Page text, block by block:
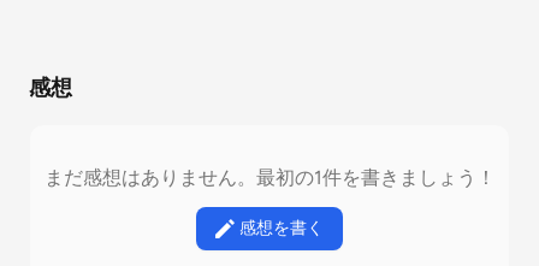
感想
まだ感想はありません。最初の1件を書きましょう！
感想を書く